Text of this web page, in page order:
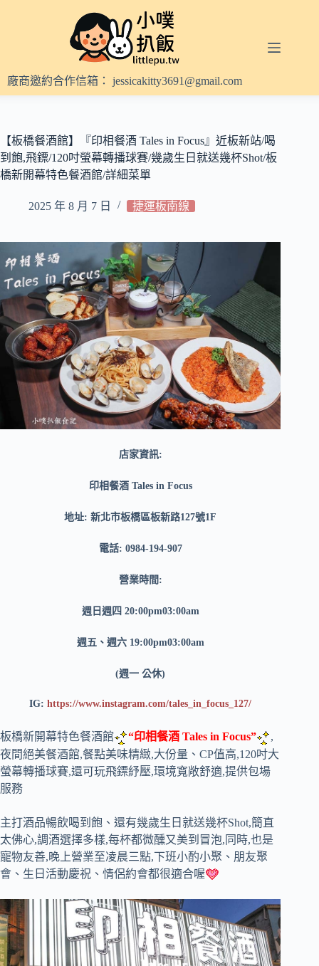
內
容
廠商邀約合作信箱： jessicakitty3691@gmail.com
【板橋餐酒館】『印相餐酒 Tales in Focus』近板新站/喝
到飽,飛鏢/120吋螢幕轉播球賽/幾歲生日就送幾杯Shot/板
橋新開幕特色餐酒館/詳細菜單
2025 年 8 月 7 日 捷運板南線
店家資訊:
印相餐酒 Tales in Focus
地址: 新北市板橋區板新路127號1F
電話: 0984-194-907
營業時間:
週日週四 20:00pm03:00am
週五、週六 19:00pm03:00am
(週一 公休)
IG:https://www.instagram.com/tales_in_focus_127/
板橋新開幕特色餐酒館 “印相餐酒 Tales in Focus”
,
夜間絕美餐酒館,餐點美味精緻,大份量、CP值高,120吋大
螢幕轉播球賽,還可玩飛鏢紓壓,環境寬敞舒適,提供包場
服務
主打酒品暢飲喝到飽、還有幾歲生日就送幾杯Shot,簡直
太佛心,調酒選擇多樣,每杯都微醺又美到冒泡,同時,也是
寵物友善,晚上營業至凌晨三點,下班小酌小聚、朋友聚
會、生日活動慶祝、情侶約會都很適合喔